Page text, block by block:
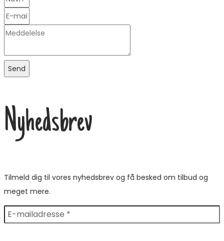
Send
Nyhedsbrev
Tilmeld dig til vores nyhedsbrev og få besked om tilbud og
meget mere.